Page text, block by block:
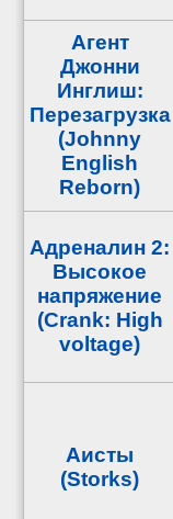
Агент
Джонни
Инглиш:
Перезагрузка
(Johnny
English
Reborn)
Адреналин 2:
Высокое
напряжение
(Crank: High
voltage)
Аисты
(Storks)